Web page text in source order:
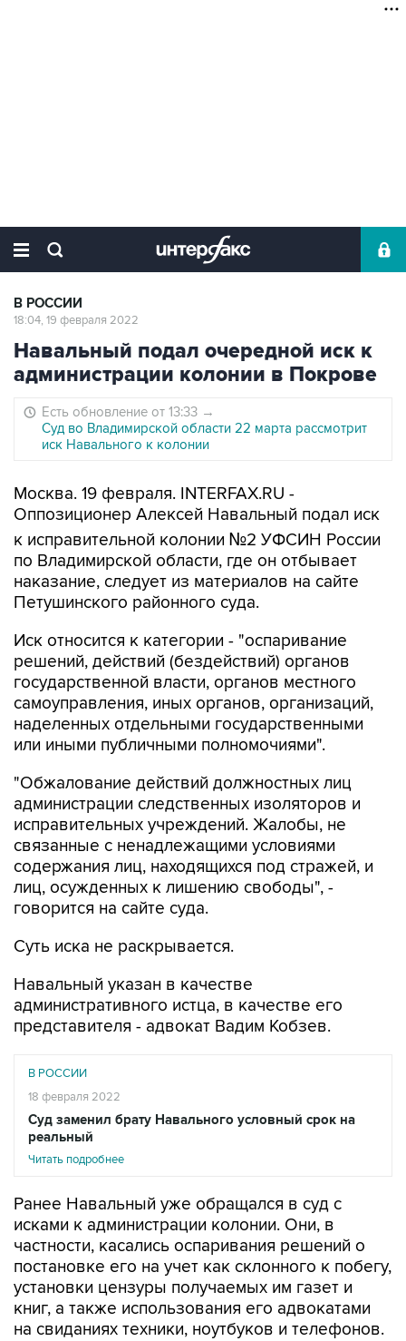
В РОССИИ
18:04, 19 февраля 2022
Навальный подал очередной иск к
администрации колонии в Покрове
Есть обновление от 13:33 →
Суд во Владимирской области 22 марта рассмотрит
иск Навального к колонии
Москва. 19 февраля. INTERFAX.RU -
Оппозиционер Алексей Навальный подал иск
к исправительной колонии №2 УФСИН России
по Владимирской области, где он отбывает
наказание, следует из материалов на сайте
Петушинского районного суда.
Иск относится к категории - "оспаривание
решений, действий (бездействий) органов
государственной власти, органов местного
самоуправления, иных органов, организаций,
наделенных отдельными государственными
или иными публичными полномочиями".
"Обжалование действий должностных лиц
администрации следственных изоляторов и
исправительных учреждений. Жалобы, не
связанные с ненадлежащими условиями
содержания лиц, находящихся под стражей, и
лиц, осужденных к лишению свободы", -
говорится на сайте суда.
Суть иска не раскрывается.
Навальный указан в качестве
административного истца, в качестве его
представителя - адвокат Вадим Кобзев.
В РОССИИ
18 февраля 2022
Суд заменил брату Навального условный срок на
реальный
Читать подробнее
Ранее Навальный уже обращался в суд с
исками к администрации колонии. Они, в
частности, касались оспаривания решений о
постановке его на учет как склонного к побегу,
установки цензуры получаемых им газет и
книг, а также использования его адвокатами
на свиданиях техники, ноутбуков и телефонов.